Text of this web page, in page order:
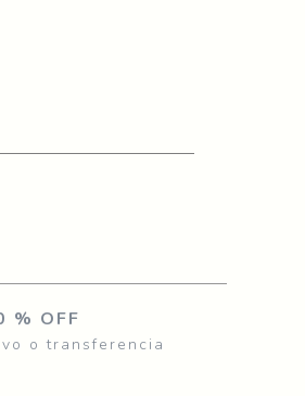
% OFF
o transferencia